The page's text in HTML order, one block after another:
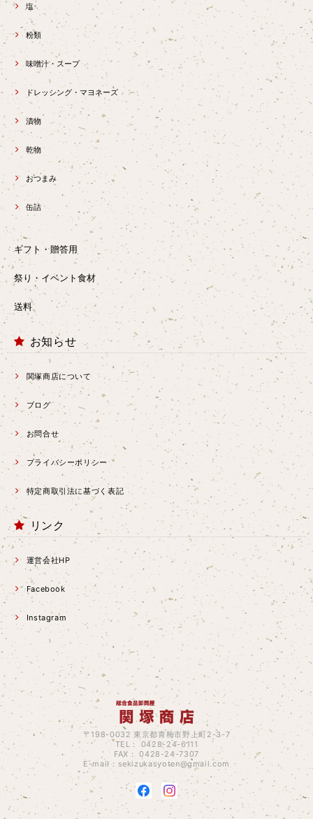
塩
粉類
味噌汁・スープ
ドレッシング・マヨネーズ
漬物
乾物
おつまみ
缶詰
ギフト・贈答用
祭り・イベント食材
送料
お知らせ
関塚商店について
ブログ
お問合せ
プライバシーポリシー
特定商取引法に基づく表記
リンク
運営会社HP
Facebook
Instagram
〒198-0032 東京都青梅市野上町2-3-7
TEL： 0428-24-6111
FAX： 0428-24-7307
E-mail： sekizukasyoten@gmail.com